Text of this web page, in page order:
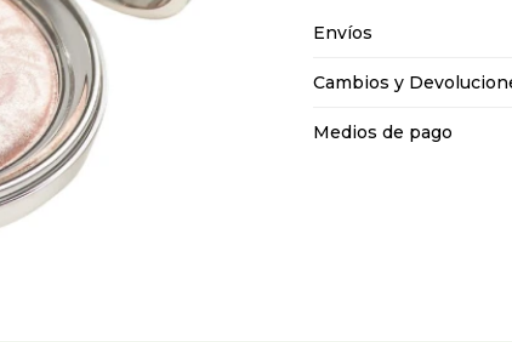
Envíos
Cambios y
Medios de pago